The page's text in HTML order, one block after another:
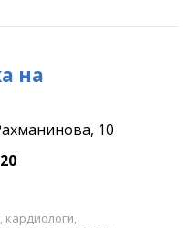
на
10
кардиологи,